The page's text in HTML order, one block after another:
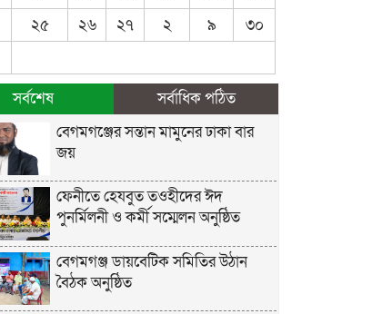
২৫ ২৬ ২৭ ২ ৯
৩০
সর্বশেষ
সর্বাধিক পঠিত
বেগমগঞ্জের সন্তান মামুনের ঢাকা বার
জয়
ফেনীতে হেযবুত তওহীদের ঈদ
পুনর্মিলনী ও কর্মী সম্মেলন অনুষ্ঠিত
বেগমগঞ্জ ডায়বেটিক সমিতির উঠান
বৈঠক অনুষ্ঠিত